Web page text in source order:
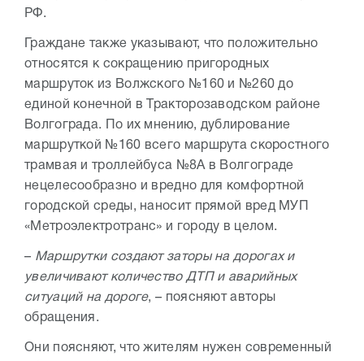
РФ.
Граждане также указывают, что положительно
относятся к сокращению пригородных
маршруток из Волжского №160 и №260 до
единой конечной в Тракторозаводском районе
Волгограда. По их мнению, дублирование
маршруткой №160 всего маршрута скоростного
трамвая и троллейбуса №8А в Волгограде
нецелесообразно и вредно для комфортной
городской среды, наносит прямой вред МУП
«Метроэлектротранс» и городу в целом.
– Маршрутки создают заторы на дорогах и
увеличивают количество ДТП и аварийных
ситуаций на дороге, – поясняют авторы
обращения.
Они поясняют, что жителям нужен современный